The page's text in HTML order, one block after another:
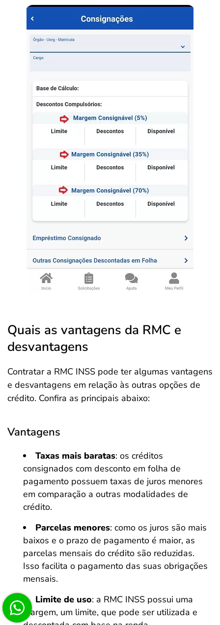
Quais as vantagens da RMC e
desvantagens
Contratar a RMC INSS pode ter algumas vantagens
e desvantagens em relação às outras opções de
crédito. Confira as principais abaixo:
Vantagens
Taxas mais baratas: os créditos
consignados com desconto em folha de
pagamento possuem taxas de juros menores
em comparação a outras modalidades de
crédito.
Parcelas menores: como os juros são mais
baixos e o prazo de pagamento é maior, as
parcelas mensais do crédito são reduzidas.
Isso facilita o pagamento das suas obrigações
mensais.
Limite de uso: a RMC INSS possui uma
margem, um limite, que pode ser utilizada e